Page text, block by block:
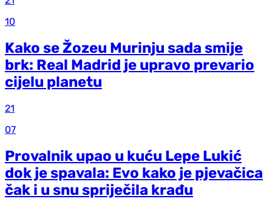
10
Kako se Žozeu Murinju sada smije
brk: Real Madrid je upravo prevario
cijelu planetu
21
07
Provalnik upao u kuću Lepe Lukić
dok je spavala: Evo kako je pjevačica
čak i u snu spriječila krađu